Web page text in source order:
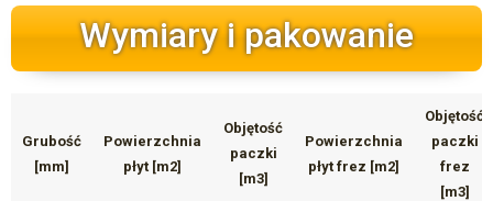
Wymiary i pakowanie
Grubość
[mm]
Powierzchnia
płyt [m2]
Objętość
paczki
[m3]
Powierzchnia
płyt frez [m2]
Objętość
paczki
frez
[m3]